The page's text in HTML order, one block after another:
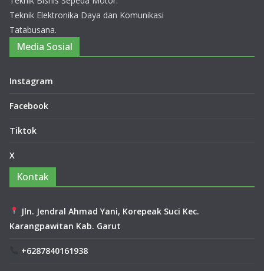
Teknik Elektronika Daya dan Komunikasi
Tatabusana.
Media Sosial
Instagram
Facebook
Tiktok
X
Kontak
Jln. Jendral Ahmad Yani, Korepeak Suci Kec.
Karangpawitan Kab. Garut
+6287840161938